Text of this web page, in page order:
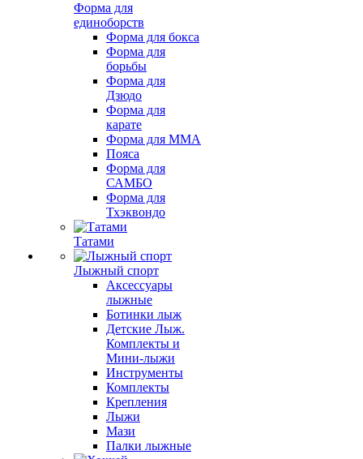
Форма для
единоборств
Форма для бокса
Форма для
борьбы
Форма для
Дзюдо
Форма для
карате
Форма для MMA
Пояса
Форма для
САМБО
Форма для
Тхэквондо
Татами
Лыжный спорт
Аксессуары
лыжные
Ботинки лыж
Детские Лыж.
Комплекты и
Мини-лыжи
Инструменты
Комплекты
Крепления
Лыжи
Мази
Палки лыжные